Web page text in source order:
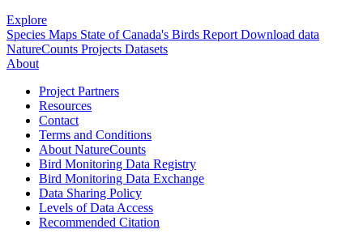
Explore
Species Maps State of Canada's Birds Report Download data
NatureCounts Projects Datasets
About
Project Partners
Resources
Contact
Terms and Conditions
About NatureCounts
Bird Monitoring Data Registry
Bird Monitoring Data Exchange
Data Sharing Policy
Levels of Data Access
Recommended Citation